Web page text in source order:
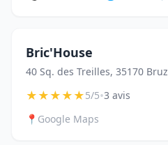
Bric'House
40 Sq. des Treilles, 35170 Bruz
★★★★★5/5•3 avis
📍 Google Maps